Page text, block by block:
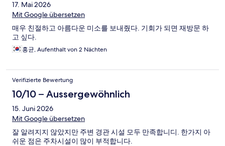
17. Mai 2026
Mit Google übersetzen
매우 친절하고 아름다운 미소를 보내줬다. 기회가 되면 재방문 하
고 싶다.
홍균, Aufenthalt von 2 Nächten
Verifizierte Bewertung
10/10 – Aussergewöhnlich
15. Juni 2026
Mit Google übersetzen
잘 알려지지 않았지만 주변 경관 시설 모두 만족합니디. 한가지 아
쉬운 점은 주차시설이 많이 부적합니다.